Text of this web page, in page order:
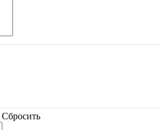
Сбросить